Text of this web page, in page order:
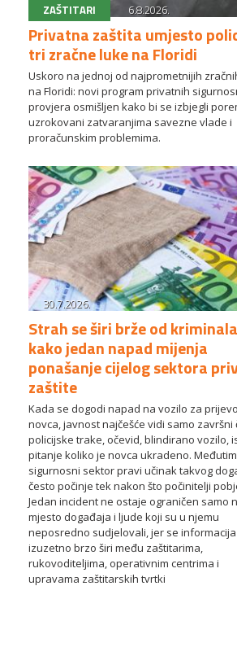
ZAŠTITARI 6.8.2026.
Privatna zaštita umjesto
tri zračne luke na Floridi
Uskoro na jednoj od najprometnijih
na Floridi: novi program privatnih
provjera osmišljen kako bi se izbjegli
uzrokovani zatvaranjima savezne vlade i
proračunskim problemima.
30.7.2026.
Strah se širi brže od
kako jedan napad mijenja
ponašanje cijelog sektora
zaštite
Kada se dogodi napad na vozilo za
novca, javnost najčešće vidi samo završni
policijske trake, očevid, blindirano vozilo,
pitanje koliko je novca ukradeno.
sigurnosni sektor pravi učinak takvog
često počinje tek nakon što počinitelji
Jedan incident ne ostaje ograničen samo
mjesto događaja i ljude koji su u njemu
neposredno sudjelovali, jer se informacija
izuzetno brzo širi među zaštitarima,
rukovoditeljima, operativnim centrima i
upravama zaštitarskih tvrtki